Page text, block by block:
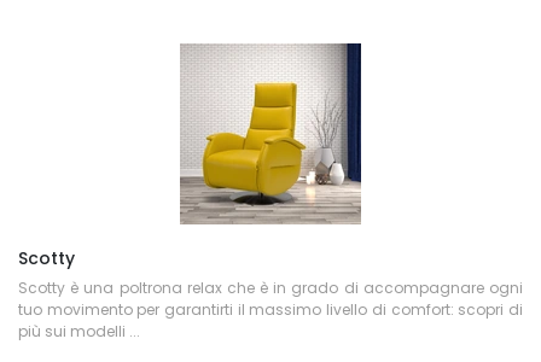
Scotty
Scotty è una poltrona relax che è in grado di accompagnare ogni
tuo movimento per garantirti il massimo livello di comfort: scopri di
più sui modelli ...